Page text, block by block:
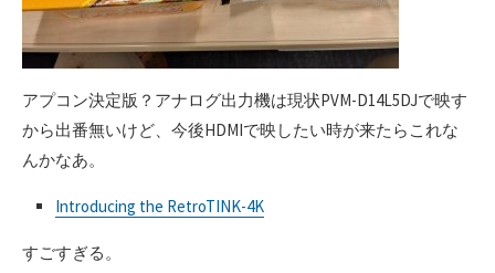
アプコン決定版？アナログ出力機は現状PVM-D14L5DJで映す
から出番無いけど、今後HDMIで映したい時が来たらこれな
んかなあ。
Introducing the RetroTINK-4K
すごすぎる。